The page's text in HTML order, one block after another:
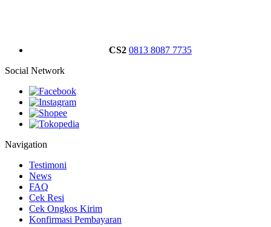
CS2 0813 8087 7735
Social Network
Navigation
Testimoni
News
FAQ
Cek Resi
Cek Ongkos Kirim
Konfirmasi Pembayaran